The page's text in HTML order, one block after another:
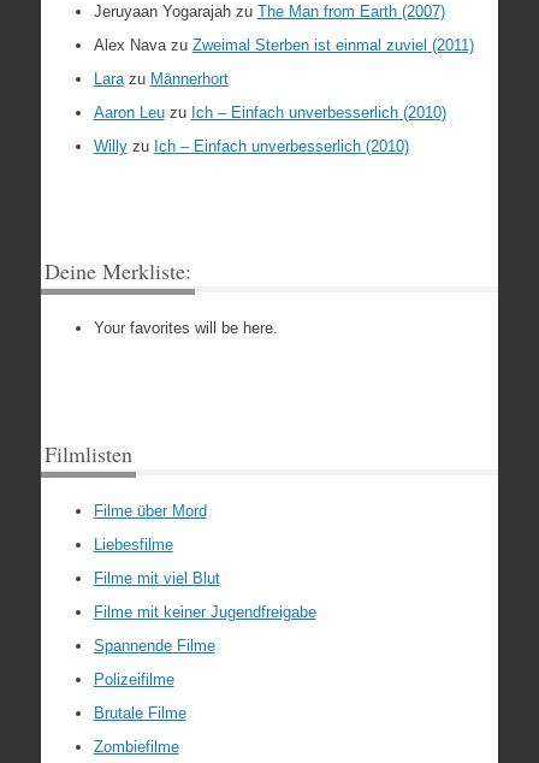
Jeruyaan Yogarajahzu The Man from Earth (2007)
Alex Navazu Zweimal Sterben ist einmal zuviel (2011)
Larazu Männerhort
Aaron Leuzu Ich – Einfach unverbesserlich (2010)
Willyzu Ich – Einfach unverbesserlich (2010)
Deine Merkliste:
Your favorites will be here.
Filmlisten
Filme über Mord
Liebesfilme
Filme mit viel Blut
Filme mit keiner Jugendfreigabe
Spannende Filme
Polizeifilme
Brutale Filme
Zombiefilme